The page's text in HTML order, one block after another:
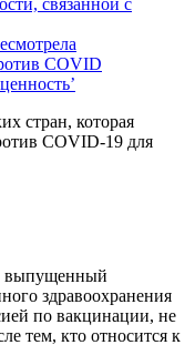
COVID
стран, которая
COVID-19 для
выпущенный
здравоохранения
по вакцинации, не
тем, кто относится к